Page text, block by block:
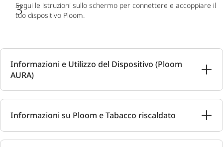
Segui le istruzioni sullo schermo per connettere e accoppiare il
tuo dispositivo Ploom.
Informazioni e Utilizzo del Dispositivo (Ploom
AURA)
Informazioni su Ploom e Tabacco riscaldato